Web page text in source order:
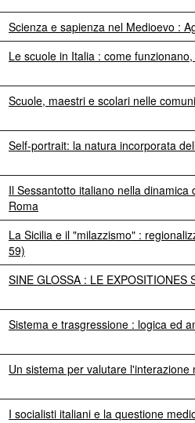
Scienza e sapienza nel Medioevo :
Le scuole in Italia : come
Scuole, maestri e scolari nelle
Self-portrait: la natura incorporata
Il Sessantotto italiano nella
Roma
La Sicilia e il "milazzismo" :
59)
SINE GLOSSA : LE
Sistema e trasgressione : logica ed
Un sistema per valutare l'interazione
I socialisti italiani e la questione